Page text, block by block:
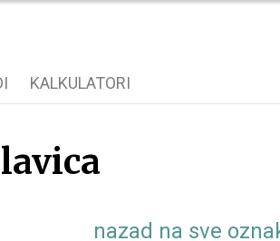
KALKULATORI
nazad na sve